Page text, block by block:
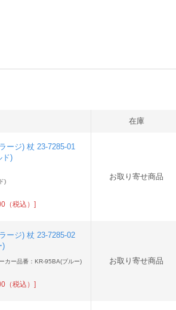
在庫
ージ) 杖 23-7285-01
ド)
)
（税込）]
お取り寄せ商品
ージ) 杖 23-7285-02
)
カー品番：KR-95BA(ブルー)
（税込）]
お取り寄せ商品